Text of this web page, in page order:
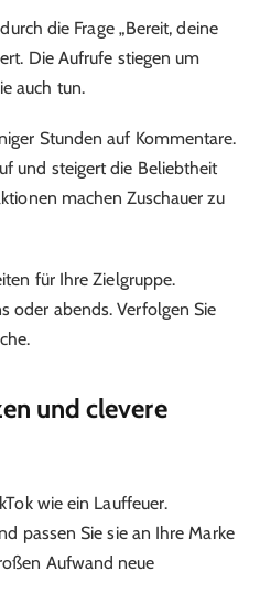
die Frage „Bereit, deine
Die Aufrufe stiegen um
auch tun.
Stunden auf Kommentare.
und steigert die Beliebtheit
machen Zuschauer zu
für Ihre Zielgruppe.
oder abends. Verfolgen Sie
und clevere
wie ein Lauffeuer.
passen Sie sie an Ihre Marke
Aufwand neue